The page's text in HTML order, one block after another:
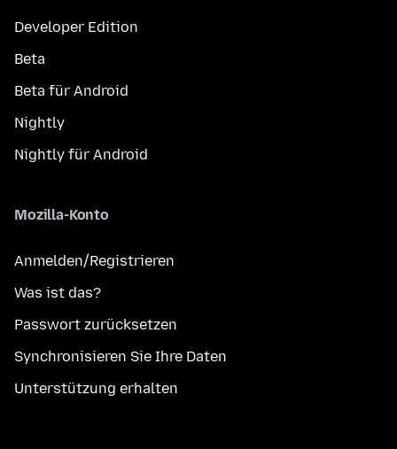
Developer Edition
Beta
Beta für Android
Nightly
Nightly für Android
Mozilla-Konto
Anmelden/Registrieren
Was ist das?
Passwort zurücksetzen
Synchronisieren Sie Ihre Daten
Unterstützung erhalten